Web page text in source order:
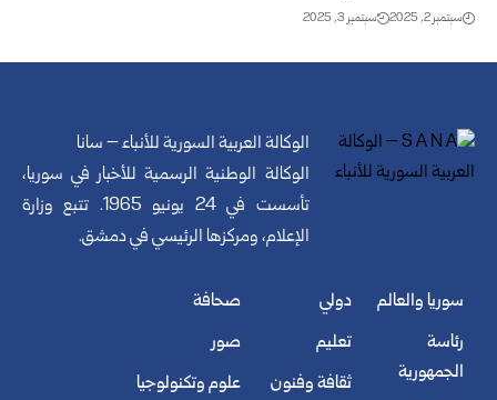
سبتمبر 2, 2025 سبتمبر 3, 2025
الوكالة العربية السورية للأنباء – سانا
الوكالة الوطنية الرسمية للأخبار في سوريا،
تأسست في 24 يونيو 1965. تتبع وزارة
الإعلام، ومركزها الرئيسي في دمشق.
سوريا والعالم
رئاسة
الجمهورية
دولي
تعليم
ثقافة وفنون
صحافة
صور
علوم وتكنولوجيا